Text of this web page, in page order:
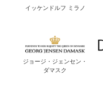
イッケンドルフ ミラノ
ジョージ・ジェンセン・
ダマスク